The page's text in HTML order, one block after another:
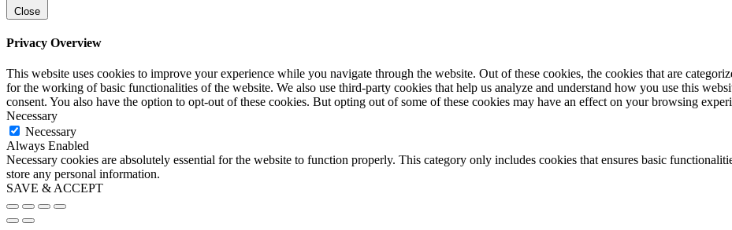
Close
Privacy Overview
This website uses cookies to improve your experience while you navigate through the website. Out of these cookies, the cookies that are
for the working of basic functionalities of the website. We also use third-party cookies that help us analyze and understand how you use this
consent. You also have the option to opt-out of these cookies. But opting out of some of these cookies may have an effect on your browsing
Necessary
Necessary
Always Enabled
Necessary cookies are absolutely essential for the website to function properly. This category only includes cookies that ensures basic
store any personal information.
SAVE & ACCEPT